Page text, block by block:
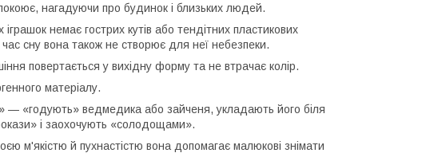
нагадуючи про будинок і близьких людей.
немає гострих кутів або тендітних пластикових
сну вона також не створює для неї небезпеки.
повертається у вихідну форму та не втрачає колір.
матеріалу.
— «годують» ведмедика або зайченя, укладають його біля
і заохочують «солодощами».
м'якістю й пухнастістю вона допомагає малюкові знімати